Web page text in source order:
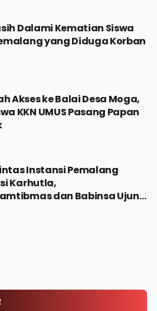
Dalami Kematian Siswa
yang Diduga Korban
Akses ke Balai Desa Moga,
KKN UMUS Pasang Papan
Instansi Pemalang
Karhutla,
dan Babinsa Ujung